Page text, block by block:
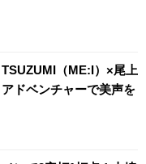
TSUZUMI（ME:I）×尾上
ドベンチャーで美声を